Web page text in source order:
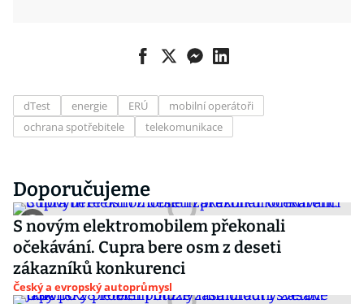
dTest energie ERÚ
mobilní operátoři
ochrana spotřebitele
telekomunikace
Doporučujeme
S novým elektromobilem překonali
očekávání. Cupra bere osm z deseti
zákazníků konkurenci
Český a evropský autoprůmysl